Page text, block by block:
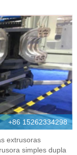
+86 15262334298
extrusoras
simples dupla